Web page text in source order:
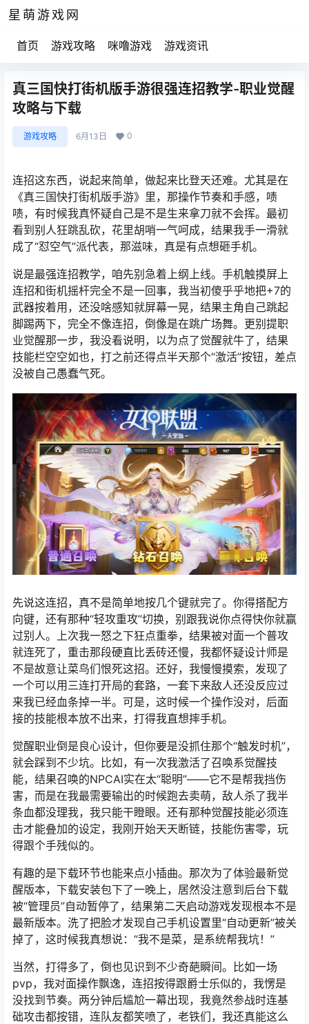
星萌游戏网
首页 游戏攻略 咪噜游戏 游戏资讯
真三国快打街机版手游很强连招教学-职业觉醒
攻略与下载
游戏攻略 6月13日 0
连招这东西，说起来简单，做起来比登天还难。尤其是在
《真三国快打街机版手游》里，那操作节奏和手感，啧
啧，有时候我真怀疑自己是不是生来拿刀就不会挥。最初
看到别人狂跳乱砍，花里胡哨一气呵成，结果我手一滑就
成了“怼空气”派代表，那滋味，真是有点想砸手机。
说是最强连招教学，咱先别急着上纲上线。手机触摸屏上
连招和街机摇杆完全不是一回事，我当初傻乎乎地把+7的
武器按着用，还没啥感知就屏幕一晃，结果主角自己跳起
脚踢两下，完全不像连招，倒像是在跳广场舞。更别提职
业觉醒那一步，我没看说明，以为点了觉醒就牛了，结果
技能栏空空如也，打之前还得点半天那个“激活”按钮，差点
没被自己愚蠢气死。
先说这连招，真不是简单地按几个键就完了。你得搭配方
向键，还有那种“轻攻重攻”切换，别跟我说你点得快你就赢
过别人。上次我一怒之下狂点重拳，结果被对面一个普攻
就连死了，重击那段硬直比丢砖还慢，我都怀疑设计师是
不是故意让菜鸟们恨死这招。还好，我慢慢摸索，发现了
一个可以用三连打开局的套路，一套下来敌人还没反应过
来我已经血条掉一半。可是，这时候一个操作没对，后面
接的技能根本放不出来，打得我直想摔手机。
觉醒职业倒是良心设计，但你要是没抓住那个“触发时机”，
就会踩到不少坑。比如，有一次我激活了召唤系觉醒技
能，结果召唤的NPCAI实在太“聪明”——它不是帮我挡伤
害，而是在我最需要输出的时候跑去卖萌，敌人杀了我半
条血都没理我，我只能干瞪眼。还有那种觉醒技能必须连
击才能叠加的设定，我刚开始天天断链，技能伤害零，玩
得跟个手残似的。
有趣的是下载环节也能来点小插曲。那次为了体验最新觉
醒版本，下载安装包下了一晚上，居然没注意到后台下载
被“管理员”自动暂停了，结果第二天启动游戏发现根本不是
最新版本。洗了把脸才发现自己手机设置里“自动更新”被关
掉了，这时候我真想说：“我不是菜，是系统帮我坑！”
当然，打得多了，倒也见识到不少奇葩瞬间。比如一场
pvp，我对面操作飘逸，连招按得跟爵士乐似的，我愣是
没找到节奏。两分钟后尴尬一幕出现，我竟然参战时连基
础攻击都按错，连队友都笑喷了，老铁们，我还真能这么